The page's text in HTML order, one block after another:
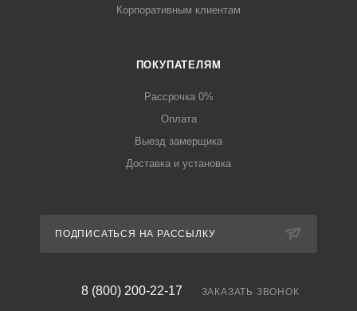
Корпоративным клиентам
ПОКУПАТЕЛЯМ
Рассрочка 0%
Оплата
Выезд замерщика
Доставка и установка
ПОДПИСАТЬСЯ НА РАССЫЛКУ
8 (800) 200-22-17 ЗАКАЗАТЬ ЗВОНОК